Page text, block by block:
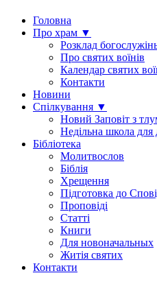
Головна
Про храм ▼
Розклад
Про святих воїнів
Календар святих
Контакти
Новини
Спілкування ▼
Новий Заповіт з
Недільна школа для
Бібліотека
Молитвослов
Біблія
Хрещення
Підготовка до
Проповіді
Статті
Книги
Для новоначальных
Житія святих
Контакти